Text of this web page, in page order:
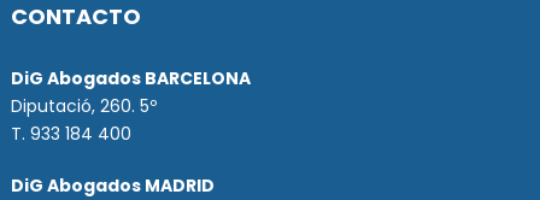
CONTACTO
DiG Abogados BARCELONA
Diputació, 260. 5º
T. 933 184 400
DiG Abogados MADRID